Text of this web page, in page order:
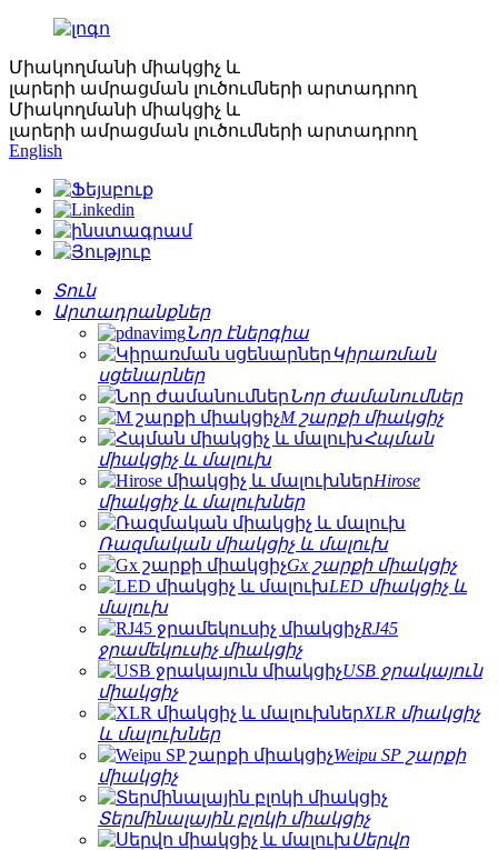
Միակողմանի միակցիչ և
լարերի ամրացման լուծումների արտադրող
Միակողմանի միակցիչ և
լարերի ամրացման լուծումների արտադրող
English
Տուն
Արտադրանքներ
Նոր էներգիա
Կիրառման
սցենարներ
Նոր ժամանումներ
M շարքի միակցիչ
Հպման
միակցիչ և մալուխ
Hirose
միակցիչ և մալուխներ
Ռազմական միակցիչ և մալուխ
Gx շարքի միակցիչ
LED միակցիչ և
մալուխ
RJ45
ջրամեկուսիչ միակցիչ
USB ջրակայուն
միակցիչ
XLR միակցիչ
և մալուխներ
Weipu SP շարքի
միակցիչ
Տերմինալային բլոկի միակցիչ
Սերվո